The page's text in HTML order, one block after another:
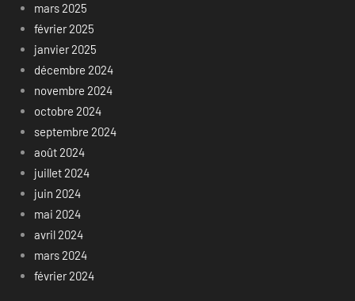
mars 2025
février 2025
janvier 2025
décembre 2024
novembre 2024
octobre 2024
septembre 2024
août 2024
juillet 2024
juin 2024
mai 2024
avril 2024
mars 2024
février 2024